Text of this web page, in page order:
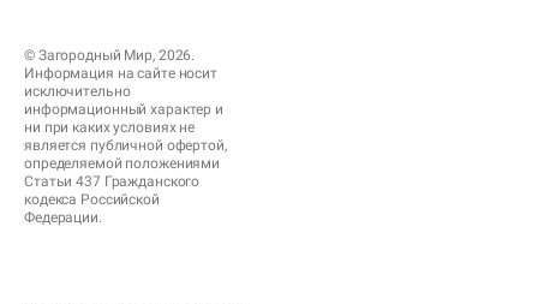
© Загородный Мир, 2026.
Информация на сайте носит
исключительно
информационный характер и
ни при каких условиях не
является публичной офертой,
определяемой положениями
Статьи 437 Гражданского
кодекса Российской
Федерации.